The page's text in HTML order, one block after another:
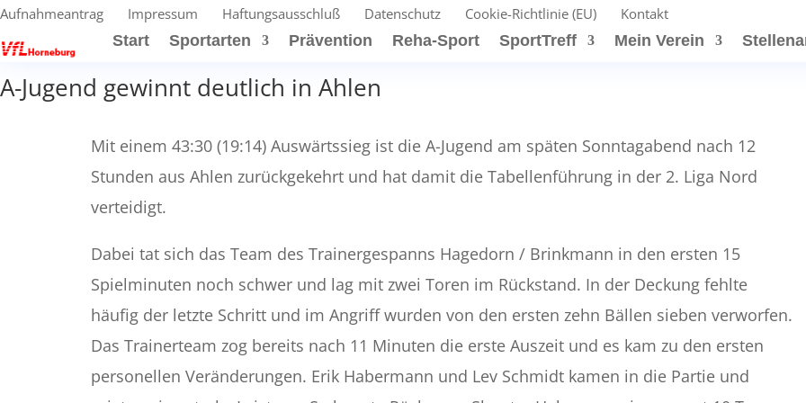
Aufnahmeantrag Impressum Haftungsausschluß Datenschutz Cookie-Richtlinie (EU)
Kontakt
Start
Sportarten Prävention Reha-Sport SportTreff Mein Verein
A-Jugend gewinnt deutlich in Ahlen
Mit einem 43:30 (19:14) Auswärtssieg ist die A-Jugend am späten Sonntagabend nach 12
Stunden aus Ahlen zurückgekehrt und hat damit die Tabellenführung in der 2. Liga Nord
verteidigt.
Dabei tat sich das Team des Trainergespanns Hagedorn / Brinkmann in den ersten 15
Spielminuten noch schwer und lag mit zwei Toren im Rückstand. In der Deckung fehlte
häufig der letzte Schritt und im Angriff wurden von den ersten zehn Bällen sieben verworfen.
Das Trainerteam zog bereits nach 11 Minuten die erste Auszeit und es kam zu den ersten
personellen Veränderungen. Erik Habermann und Lev Schmidt kamen in die Partie und